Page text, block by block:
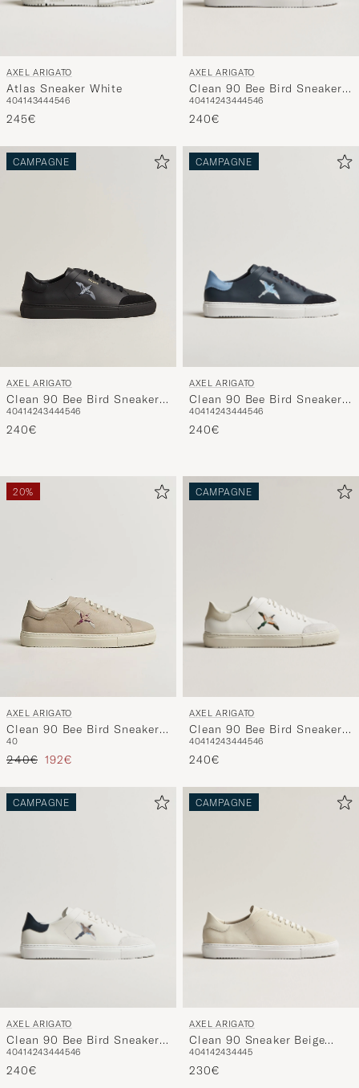
AXEL ARIGATO
Atlas Sneaker White
404143444546
245€
AXEL ARIGATO
Clean 90 Bee Bird Sneaker
Black
40414243444546
240€
CAMPAGNE
AXEL ARIGATO
Clean 90 Bee Bird Sneaker
Black/Black
40414243444546
240€
CAMPAGNE
AXEL ARIGATO
Clean 90 Bee Bird Sneaker
Dark Blue/Light Blue
40414243444546
240€
20%
AXEL ARIGATO
Clean 90 Bee Bird Sneaker
Light Taupe
40
Prix ordinaire
240€ Prix réduit
192€
CAMPAGNE
AXEL ARIGATO
Clean 90 Bee Bird Sneaker
White/Beige
40414243444546
240€
CAMPAGNE
AXEL ARIGATO
Clean 90 Bee Bird Sneaker
White/Dark Blue
40414243444546
240€
CAMPAGNE
AXEL ARIGATO
Clean 90 Sneaker Beige
Suede
404142434445
230€